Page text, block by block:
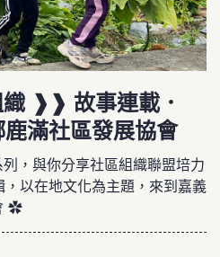
❱❱ 故事連載．
滿社區發展協會
列，與你分享社區組織聯盟培力
以在地文化為主題，來到嘉義
✿